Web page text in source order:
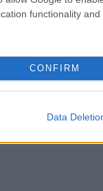
functionality
CONFIRM
Data